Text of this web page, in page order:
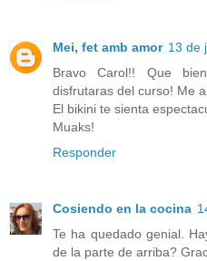
Mei, fet amb amor 13 de
Bravo Carol!! Que
disfrutaras del curso! Me
El bikini te sienta
Muaks!
Responder
Cosiendo en la cocina
Te ha quedado genial.
de la parte de arriba?